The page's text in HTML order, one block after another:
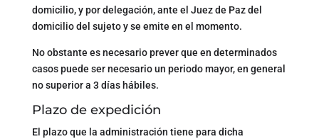
domicilio, y por delegación, ante el Juez de Paz del
domicilio del sujeto y se emite en el momento.
No obstante es necesario prever que en determinados
casos puede ser necesario un periodo mayor, en general
no superior a 3 días hábiles.
Plazo de expedición
El plazo que la administración tiene para dicha